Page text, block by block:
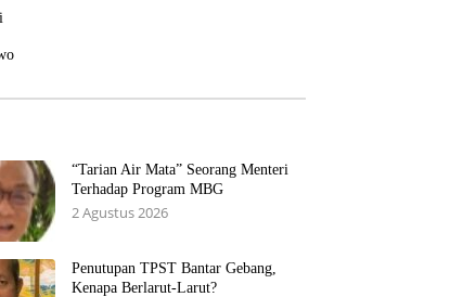
“Tarian Air Mata” Seorang Menteri
Terhadap Program MBG
2 Agustus 2026
Penutupan TPST Bantar Gebang,
Kenapa Berlarut-Larut?